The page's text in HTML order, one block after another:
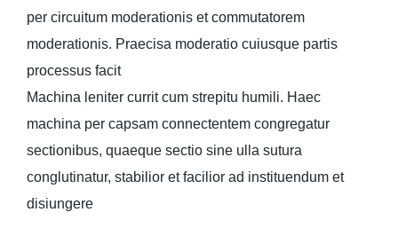
per circuitum moderationis et commutatorem
moderationis. Praecisa moderatio cuiusque partis
processus facit
Machina leniter currit cum strepitu humili. Haec
machina per capsam connectentem congregatur
sectionibus, quaeque sectio sine ulla sutura
conglutinatur, stabilior et facilior ad instituendum et
disiungere